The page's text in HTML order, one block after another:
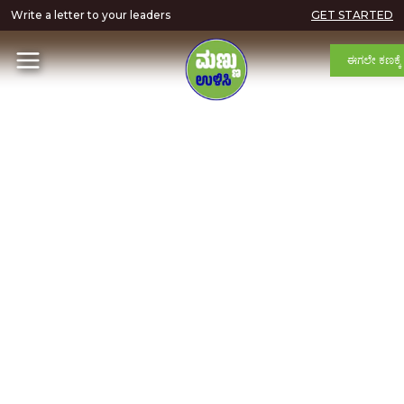
Write a letter to your leaders GET STARTED
ಈಗಲೇ ಕಣಕ್ಕೆ